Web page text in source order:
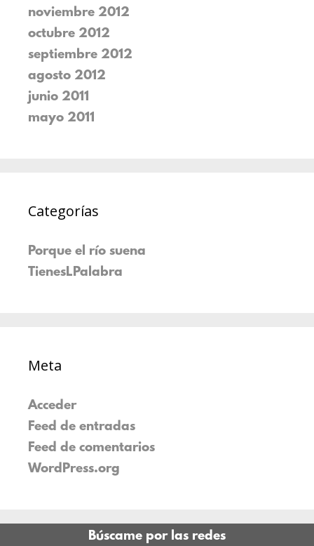
noviembre 2012
octubre 2012
septiembre 2012
agosto 2012
junio 2011
mayo 2011
Categorías
Porque el río suena
TienesLPalabra
Meta
Acceder
Feed de entradas
Feed de comentarios
WordPress.org
Búscame por las redes